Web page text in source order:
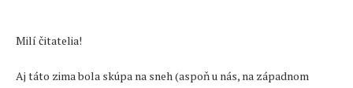
Milí čitatelia!
Aj táto zima bola skúpa na sneh (aspoň u nás, na západnom